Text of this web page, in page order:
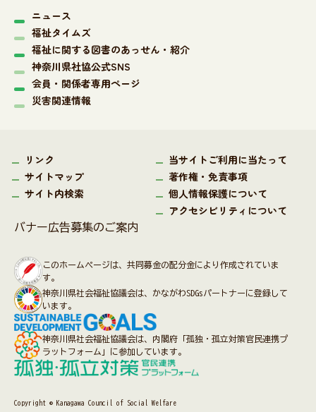
ニュース
福祉タイムズ
福祉に関する図書のあっせん・紹介
神奈川県社協公式SNS
会員・関係者専用ページ
災害関連情報
リンク
サイトマップ
サイト内検索
当サイトご利用に当たって
著作権・免責事項
個人情報保護について
アクセシビリティについて
バナー広告募集のご案内
このホームページは、共同募金の配分金により作成されていま
す。
神奈川県社会福祉協議会は、かながわSDGsパートナーに登録して
います。
神奈川県社会福祉協議会は、内閣府「孤独・孤立対策官民連携プ
ラットフォーム」に参加しています。
Copyright © Kanagawa Council of Social Welfare